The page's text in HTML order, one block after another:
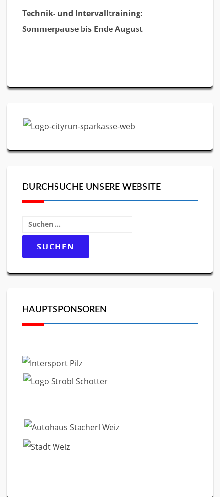
Technik- und Intervalltraining:
Sommerpause bis Ende August
DURCHSUCHE UNSERE WEBSITE
Suchen
nach:
HAUPTSPONSOREN